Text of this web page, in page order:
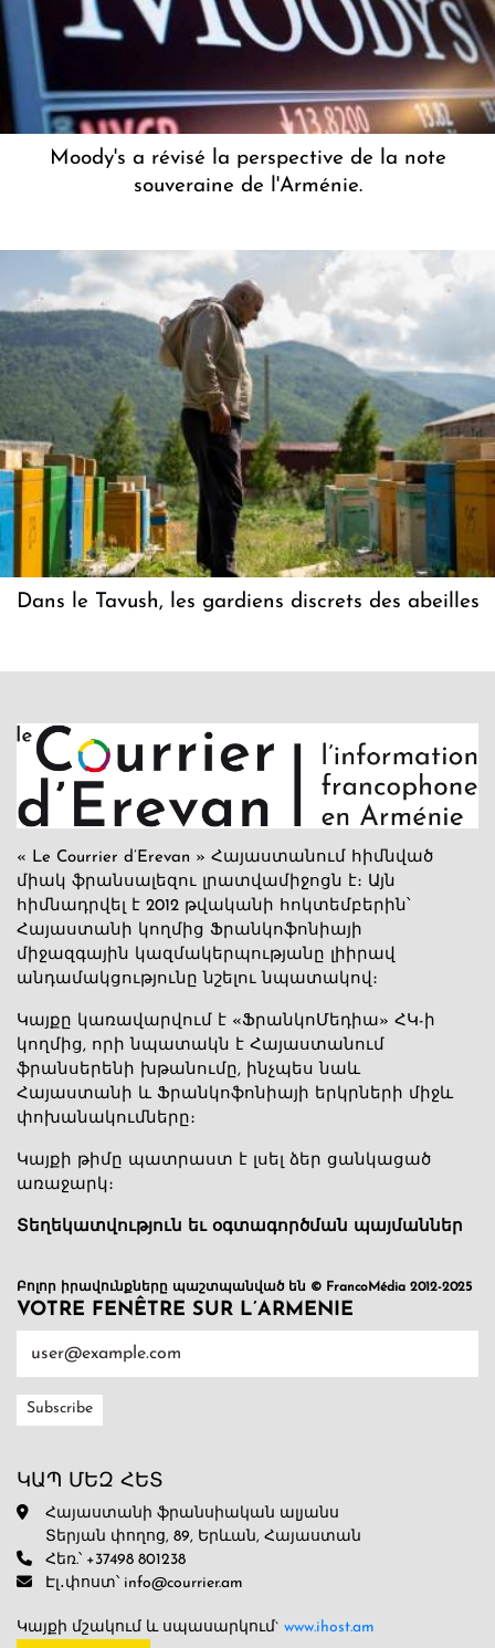
Moody's a révisé la perspective de la note
souveraine de l'Arménie.
Dans le Tavush, les gardiens discrets des abeilles
« Le Courrier d’Erevan » Հայաստանում հիմնված
միակ ֆրանսալեզու լրատվամիջոցն է։ Այն
հիմնադրվել է 2012 թվականի հոկտեմբերին՝
Հայաստանի կողմից Ֆրանկոֆոնիայի
միջազգային կազմակերպությանը լիիրավ
անդամակցությունը նշելու նպատակով։
Կայքը կառավարվում է «ՖրանկոՄեդիա» ՀԿ-ի
կողմից, որի նպատակն է Հայաստանում
ֆրանսերենի խթանումը, ինչպես նաև
Հայաստանի և Ֆրանկոֆոնիայի երկրների միջև
փոխանակումները։
Կայքի թիմը պատրաստ է լսել ձեր ցանկացած
առաջարկ։
Տեղեկատվություն եւ օգտագործման պայմաններ
Բոլոր իրավունքները պաշտպանված են © FrancoMédia 2012-2025
VOTRE FENÊTRE SUR L’ARMENIE
ԿԱՊ ՄԵԶ ՀԵՏ
Հայաստանի ֆրանսիական ալյանս
Տերյան փողոց, 89, Երևան, Հայաստան
Հեռ.՝ +37498 801238
Էլ․փոստ՝ info@courrier.am
Կայքի մշակում և սպասարկում` www.ihost.am